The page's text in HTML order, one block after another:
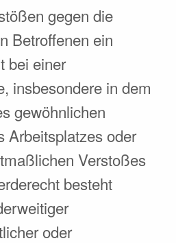
gegen die
Betroffenen ein
bei einer
insbesondere in dem
gewöhnlichen
Arbeitsplatzes oder
Verstoßes
besteht
oder